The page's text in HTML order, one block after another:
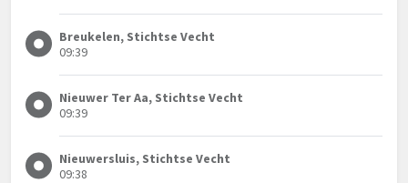
Breukelen, Stichtse Vecht
09:39
Nieuwer Ter Aa, Stichtse Vecht
09:39
Nieuwersluis, Stichtse Vecht
09:38